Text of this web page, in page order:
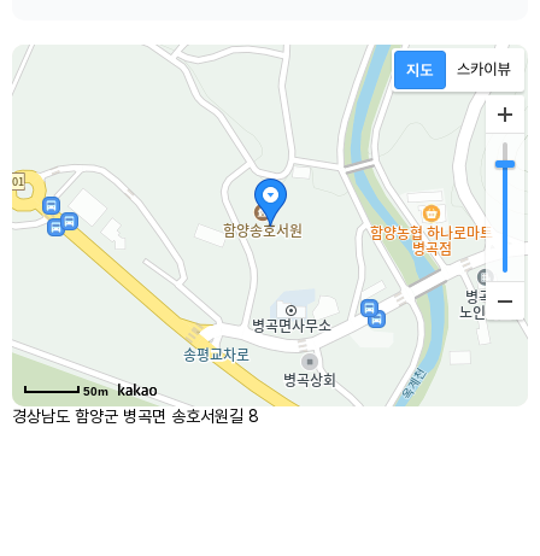
50m
경상남도 함양군 병곡면 송호서원길 8